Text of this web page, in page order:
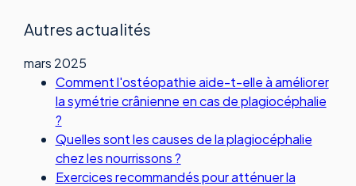
Autres actualités
mars 2025
Comment l'ostéopathie aide-t-elle à améliorer
la symétrie crânienne en cas de plagiocéphalie
?
Quelles sont les causes de la plagiocéphalie
chez les nourrissons ?
Exercices recommandés pour atténuer la